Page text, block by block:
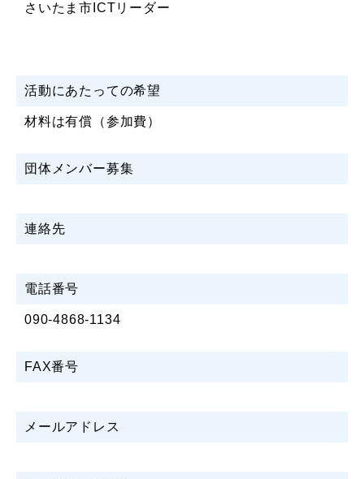
さいたま市ICTリーダー
活動にあたっての希望
材料は有償（参加費）
団体メンバー募集
連絡先
電話番号
090-4868-1134
FAX番号
メールアドレス